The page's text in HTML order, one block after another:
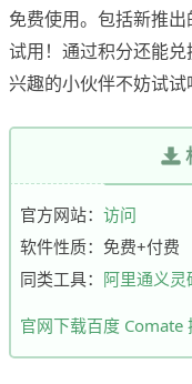
免费使用。包括新推
试用！通过积分还能
兴趣的小伙伴不妨试试
官方网站： 访问
软件性质：免费+付费
同类工具： 阿里通义灵
官网下载百度 Comate